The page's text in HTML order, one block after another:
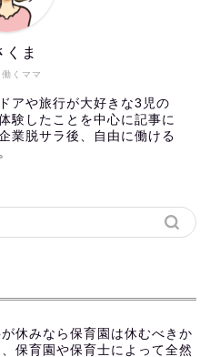
くママ
くま
アや旅行が大好きな3児の
験したことを中心に記事に
業脱サラ後、自由に働ける
休みなら保育園は休むべきか
、保育園や保育士によって全然